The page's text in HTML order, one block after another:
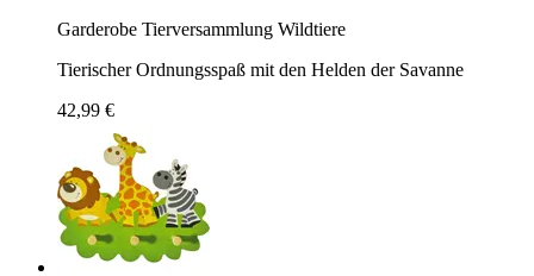
Garderobe Tierversammlung Wildtiere
Tierischer Ordnungsspaß mit den Helden der Savanne
42,99 €